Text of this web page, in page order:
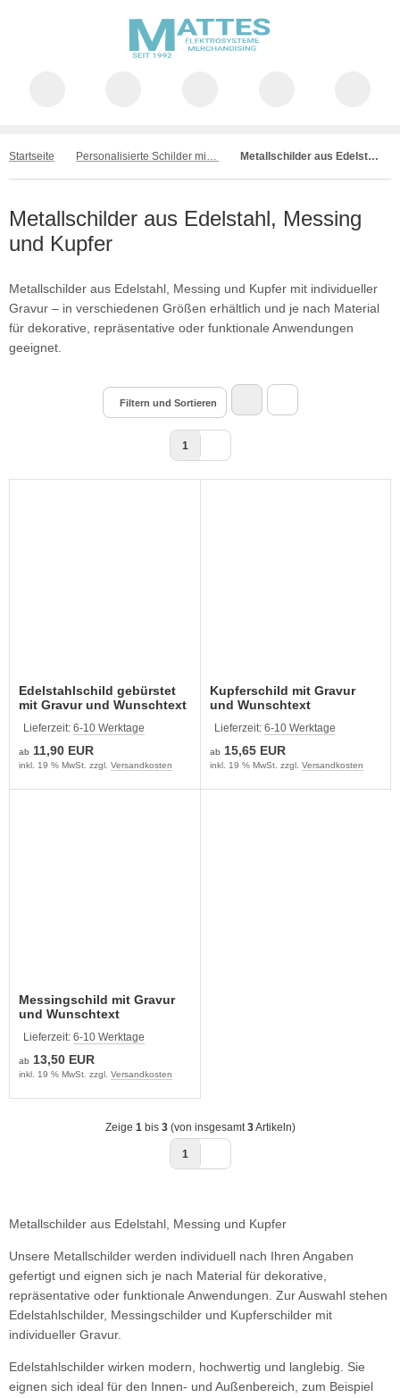
Startseite Personalisierte Schilder mit Wunschtext – individuell gefertigt Metallschilder aus Edelstahl, Messing und Kupfer
Metallschilder aus Edelstahl, Messing
und Kupfer
Metallschilder aus Edelstahl, Messing und Kupfer mit individueller
Gravur – in verschiedenen Größen erhältlich und je nach Material
für dekorative, repräsentative oder funktionale Anwendungen
geeignet.
Filtern und Sortieren
1
Edelstahlschild gebürstet
mit Gravur und Wunschtext
Lieferzeit: 6-10 Werktage
ab 11,90 EUR
inkl. 19 % MwSt. zzgl. Versandkosten
Kupferschild mit Gravur
und Wunschtext
Lieferzeit: 6-10 Werktage
ab 15,65 EUR
inkl. 19 % MwSt. zzgl. Versandkosten
Messingschild mit Gravur
und Wunschtext
Lieferzeit: 6-10 Werktage
ab 13,50 EUR
inkl. 19 % MwSt. zzgl. Versandkosten
Zeige 1bis 3(von insgesamt3Artikeln)
1
Metallschilder aus Edelstahl, Messing und Kupfer
Unsere Metallschilder werden individuell nach Ihren Angaben
gefertigt und eignen sich je nach Material für dekorative,
repräsentative oder funktionale Anwendungen. Zur Auswahl stehen
Edelstahlschilder, Messingschilder und Kupferschilder mit
individueller Gravur.
Edelstahlschilder wirken modern, hochwertig und langlebig. Sie
eignen sich ideal für den Innen- und Außenbereich, zum Beispiel